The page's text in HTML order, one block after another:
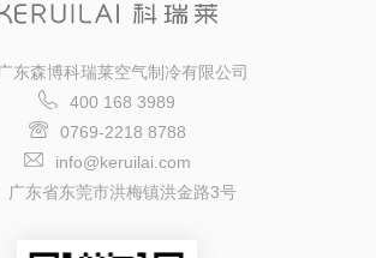
东森博科瑞莱空气制冷有限公司
400 168 3989
0769-2218 8788
info@keruilai.com
广东省东莞市洪梅镇洪金路3号